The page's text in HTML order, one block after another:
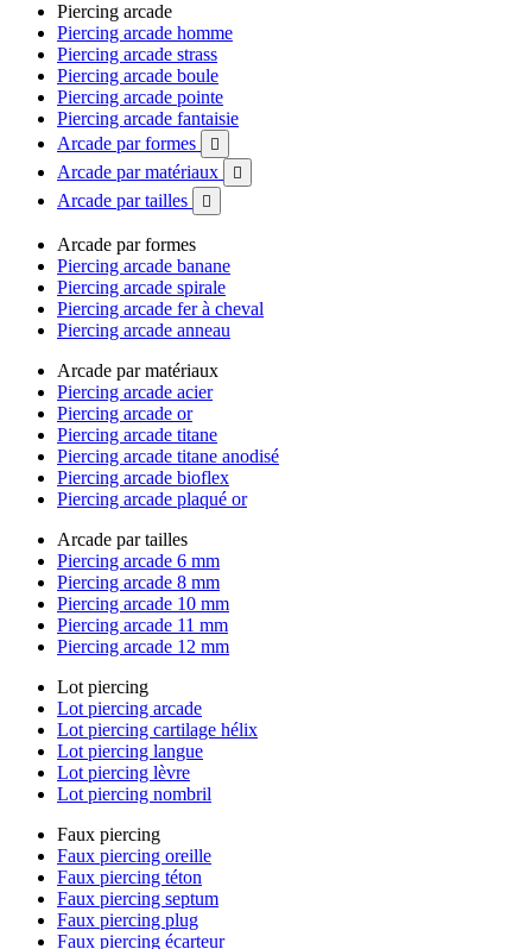
Piercing arcade
Piercing arcade homme
Piercing arcade strass
Piercing arcade boule
Piercing arcade pointe
Piercing arcade fantaisie
Arcade par formes

Arcade par matériaux 
Arcade par tailles 
Arcade par formes
Piercing arcade banane
Piercing arcade spirale
Piercing arcade fer à cheval
Piercing arcade anneau
Arcade par matériaux
Piercing arcade acier
Piercing arcade or
Piercing arcade titane
Piercing arcade titane anodisé
Piercing arcade bioflex
Piercing arcade plaqué or
Arcade par tailles
Piercing arcade 6 mm
Piercing arcade 8 mm
Piercing arcade 10 mm
Piercing arcade 11 mm
Piercing arcade 12 mm
Lot piercing
Lot piercing arcade
Lot piercing cartilage hélix
Lot piercing langue
Lot piercing lèvre
Lot piercing nombril
Faux piercing
Faux piercing oreille
Faux piercing téton
Faux piercing septum
Faux piercing plug
Faux piercing écarteur